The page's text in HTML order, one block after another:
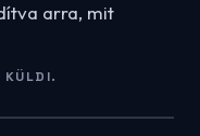
arra, mit
KÜLDI.